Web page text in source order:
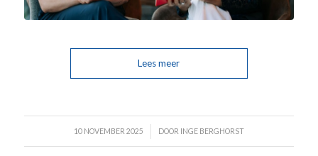
Lees meer
10 NOVEMBER 2025
/ DOOR INGE BERGHORST